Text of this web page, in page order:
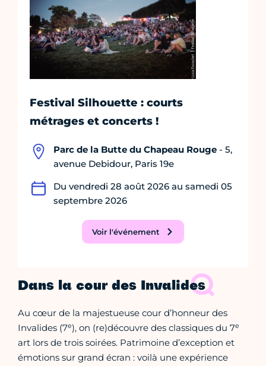
Festival Silhouette : courts
métrages et concerts !
Parc de la Butte du Chapeau Rouge - 5,
avenue Debidour, Paris 19e
Du vendredi 28 août 2026 au samedi 05
septembre 2026
Voir l'événement
Dans la cour des Invalides
Au cœur de la majestueuse cour d’honneur des
Invalides (7e), on (re)découvre des classiques du 7e
art lors de trois soirées. Patrimoine d’exception et
émotions sur grand écran : voilà une expérience